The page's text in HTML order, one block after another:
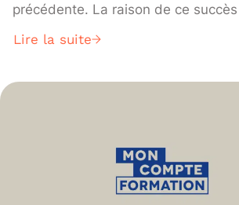
précédente. La raison de ce
éducatif. Il permet à l’étudiant
mettant en pratique tous les
Lire la suite